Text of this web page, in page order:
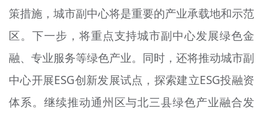
策措施，城市副中心将是重要的产业承载地和示范
区。下一步，将重点支持城市副中心发展绿色金
融、专业服务等绿色产业。同时，还将推动城市副
中心开展ESG创新发展试点，探索建立ESG投融资
体系。继续推动通州区与北三县绿色产业融合发